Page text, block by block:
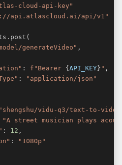
cloud-api-key"
api.atlascloud.ai/api/v1"
. post (
generateVideo" ,
: f"Bearer {API_KEY } " ,
:
"application/json"
"shengshu/vidu-q3/text-to-
"A street musician plays
: 12 ,
:
"1080p"